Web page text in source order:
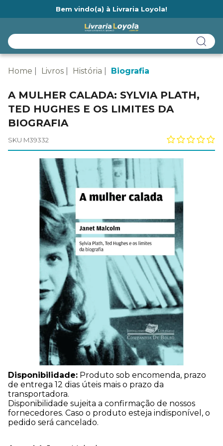
Bem vindo(a) à Livraria Loyola!
Home Livros História Biografia
A MULHER CALADA: SYLVIA PLATH,
TED HUGHES E OS LIMITES DA
BIOGRAFIA
SKU M39332
Disponibilidade: Produto sob encomenda, prazo
de entrega 12 dias úteis mais o prazo da
transportadora.
Disponibilidade sujeita a confirmação de nossos
fornecedores. Caso o produto esteja indisponível, o
pedido será cancelado.